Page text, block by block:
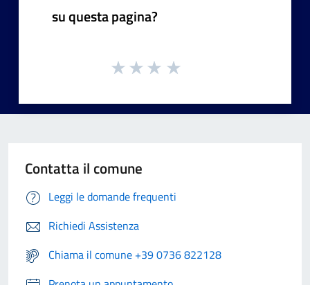
su questa pagina?
Contatta il comune
Leggi le domande frequenti
Richiedi Assistenza
Chiama il comune +39 0736 822128